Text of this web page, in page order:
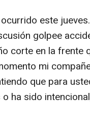
este
golpee
corte en la
mi
que para
ha sido